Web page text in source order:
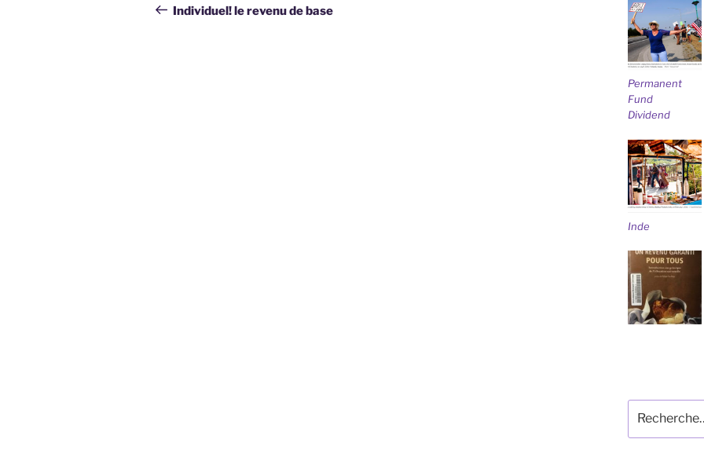
de
précédent
Individuel! le revenu de base
Permanent
Fund
Dividend
Inde
pour
: